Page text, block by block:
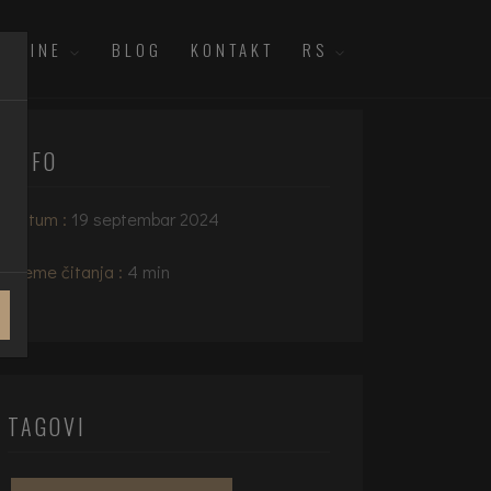
BLOG KONTAKT RS
INFO
Datum : 19 septembar 2024
Vreme čitanja : 4 min
TAGOVI